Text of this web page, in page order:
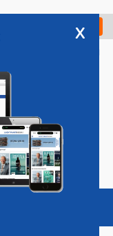
Check in
Vacatures
x